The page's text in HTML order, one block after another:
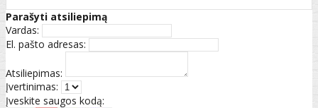
Parašyti atsiliepimą
Vardas:
El. pašto adresas:
Atsiliepimas:
Įvertinimas:
Įveskite saugos kodą: